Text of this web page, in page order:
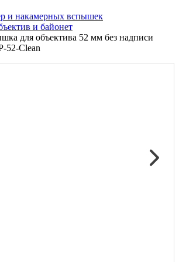
и накамерных вспышек
и байонет
для объектива 52 мм без надписи
52-Clean